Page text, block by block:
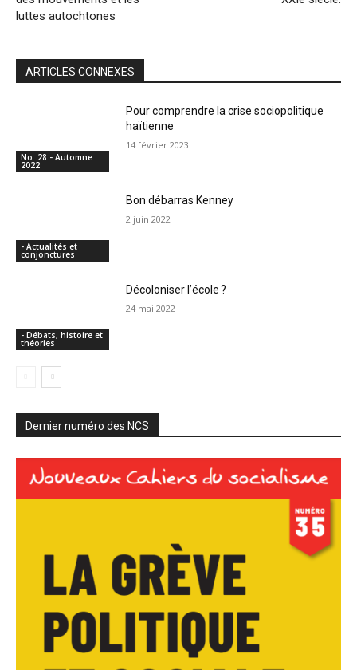
luttes autochtones
ARTICLES CONNEXES
No. 28 - Automne
2022
Pour comprendre la crise sociopolitique
haïtienne
14 février 2023
- Actualités et
conjonctures
Bon débarras Kenney
2 juin 2022
- Débats, histoire et
théories
Décoloniser l’école ?
24 mai 2022
Dernier numéro des NCS